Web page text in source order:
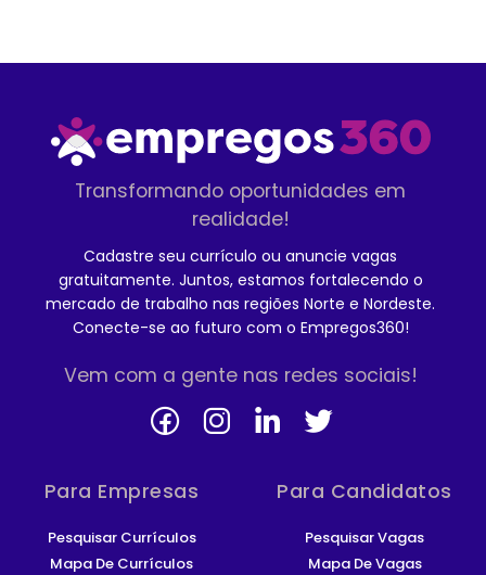
Transformando oportunidades em
realidade!
Cadastre seu currículo ou anuncie vagas
gratuitamente. Juntos, estamos fortalecendo o
mercado de trabalho nas regiões Norte e Nordeste.
Conecte-se ao futuro com o Empregos360!
Vem com a gente nas redes sociais!
Para Empresas
Pesquisar Currículos
Mapa De Currículos
Para Candidatos
Pesquisar Vagas
Mapa De Vagas